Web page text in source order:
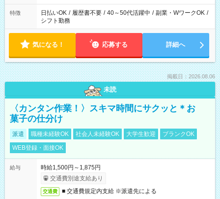
特徴 日払いOK / 履歴書不要 / 40～50代活躍中 / 副業・WワークOK /
シフト勤務
気になる！ 応募する 詳細へ
掲載日：2026.08.06
未読
〈カンタン作業！〉スキマ時間にサクッと＊お
菓子の仕分け
派遣 職種未経験OK 社会人未経験OK 大学生歓迎
ブランクOK
WEB登録・面接OK
給与
時給1,500円～1,875円
交通費別途支給あり
交通費 ■ 交通費規定内支給 ※派遣先による